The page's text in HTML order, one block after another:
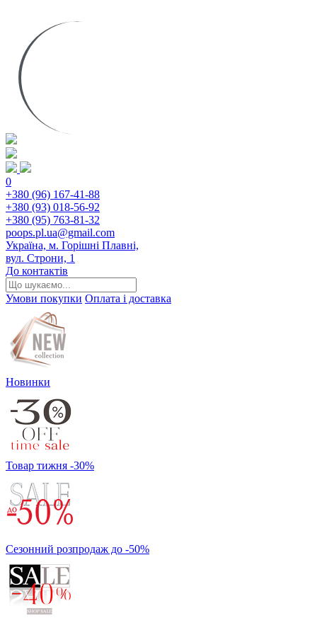
0
+380 (96) 167-41-88
+380 (93) 018-56-92
+380 (95) 763-81-32
poops.pl.ua@gmail.com
Україна, м. Горішні Плавні,
вул. Строни, 1
До контактів
Умови покупки Оплата і доставка
Новинки
Товар тижня -30%
Сезонний розпродаж до -50%